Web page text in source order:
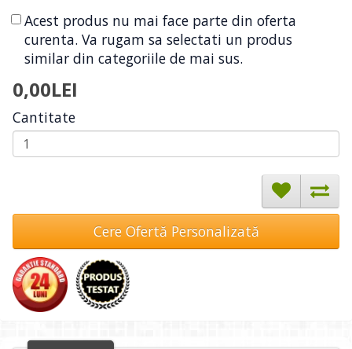
Acest produs nu mai face parte din oferta
curenta. Va rugam sa selectati un produs
similar din categoriile de mai sus.
0,00LEI
Cantitate
Cere Ofertă Personalizată